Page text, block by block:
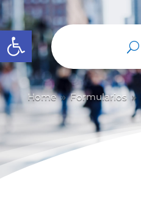
Abrir barra de herramientas
Home 9 Formularios 9